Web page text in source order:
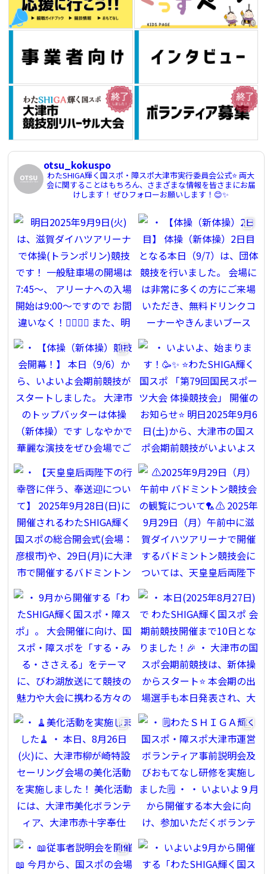
otsu_kokuspo
わたSHIGA輝く国スポ・障スポ大津市実行委員会公式⭐️両大
会に関することはもちろん、さまざまな情報を皆さまにお届
けします！ ぜひフォローお願いします！😊✨